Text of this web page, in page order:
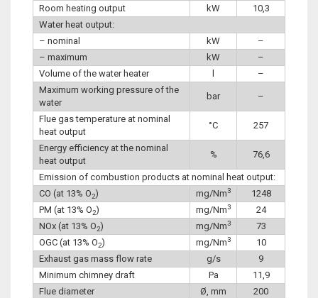
Room heating output kW
10,3
Water heat output:
– nominal
kW
–
– maximum
kW
–
Volume of the water heater
–
Maximum working pressure of the
water
bar –
Flue gas temperature at nominal
heat output
°C 257
Energy efficiency at the nominal
heat output
% 76,6
Emission of combustion products at nominal heat output:
CO (at 13% O2) mg/Nm3
1248
PM (at 13% O2) mg/Nm3
24
NOx (at 13% O2) mg/Nm3
73
OGC (at 13% O2) mg/Nm3
10
Exhaust gas mass flow rate
g/s
9
Minimum chimney draft
Pa
11,9
Flue diameter
Ø, mm
200